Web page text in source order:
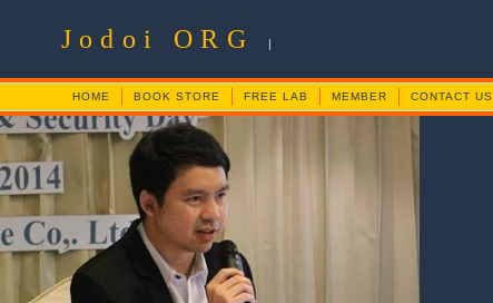
Jodoi ORG |
HOME BOOK STORE FREE LAB MEMBER CONTACT US